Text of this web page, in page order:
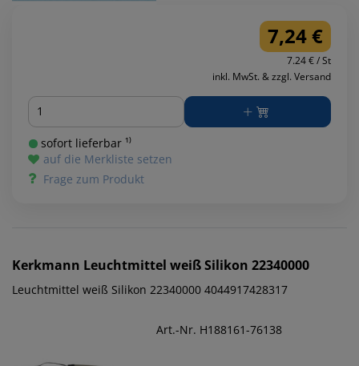
7,24 €
7.24 € / St
inkl. MwSt. & zzgl. Versand
Menge
sofort lieferbar ¹⁾
auf die Merkliste setzen
Frage zum Produkt
Kerkmann Leuchtmittel weiß Silikon 22340000
Leuchtmittel weiß Silikon 22340000 4044917428317
Art.-Nr. H188161-76138